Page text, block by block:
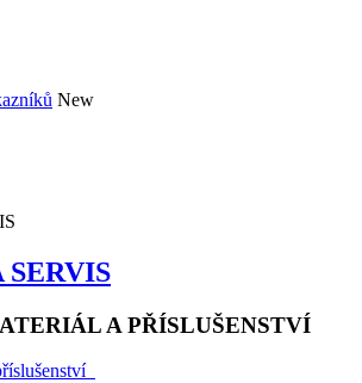
New
SERVIS
A PŘÍSLUŠENSTVÍ